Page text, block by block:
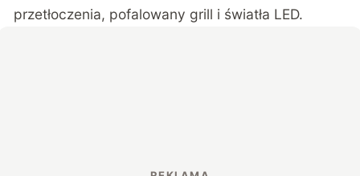
przetłoczenia, pofalowany grill i światła LED.